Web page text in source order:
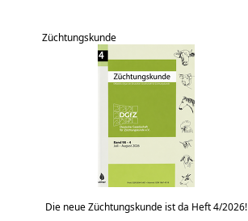
Züchtungskunde
Die neue Züchtungskunde ist da Heft 4/2026!